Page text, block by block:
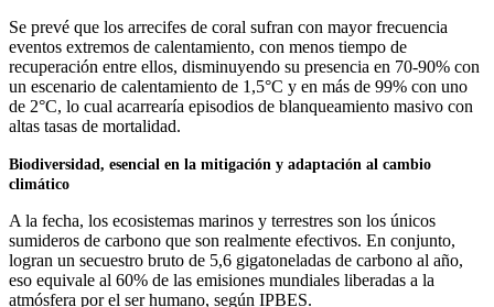
Se prevé que los arrecifes de coral sufran con mayor frecuencia
eventos extremos de calentamiento, con menos tiempo de
recuperación entre ellos, disminuyendo su presencia en 70-90% con
un escenario de calentamiento de 1,5°C y en más de 99% con uno
de 2°C, lo cual acarrearía episodios de blanqueamiento masivo con
altas tasas de mortalidad.
Biodiversidad, esencial en la mitigación y adaptación al cambio
climático
A la fecha, los ecosistemas marinos y terrestres son los únicos
sumideros de carbono que son realmente efectivos. En conjunto,
logran un secuestro bruto de 5,6 gigatoneladas de carbono al año,
eso equivale al 60% de las emisiones mundiales liberadas a la
atmósfera por el ser humano, según IPBES.